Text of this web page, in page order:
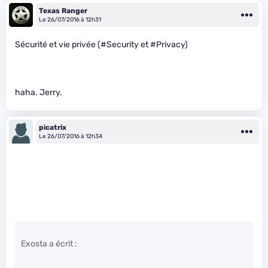
Texas Ranger
Le 26/07/2016 à 12h31
Sécurité et vie privée (#Security et #Privacy)
haha. Jerry.
picatrix
Le 26/07/2016 à 12h34
Exosta a écrit :